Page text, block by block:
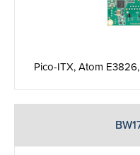
Pico-ITX, Atom